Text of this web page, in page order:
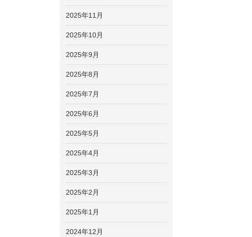
2025年11月
2025年10月
2025年9月
2025年8月
2025年7月
2025年6月
2025年5月
2025年4月
2025年3月
2025年2月
2025年1月
2024年12月